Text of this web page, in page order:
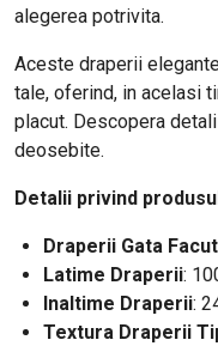
alegerea potrivita.
Aceste draperii
tale, oferind, in acelasi
placut. Descopera
deosebite.
Detalii privind
Draperii Gata
Latime Draperii:
Inaltime Draperii:
Textura Draperii